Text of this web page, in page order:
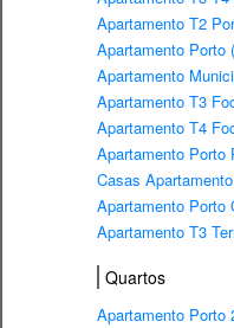
Apartamento T2
Apartamento Porto
Apartamento
Apartamento T3
Apartamento T4
Apartamento Porto
Casas
Apartamento Porto
Apartamento T3
Quartos
Apartamento Porto